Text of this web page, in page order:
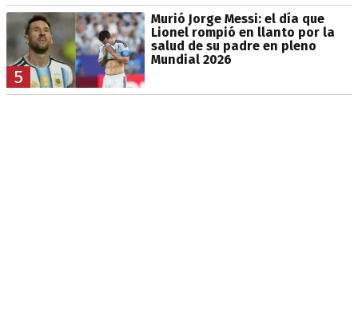
5
Murió Jorge Messi: el día que
Lionel rompió en llanto por la
salud de su padre en pleno
Mundial 2026